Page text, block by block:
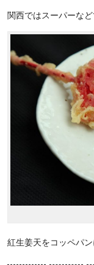
関西ではスーパーな
紅生姜天をコッペパ